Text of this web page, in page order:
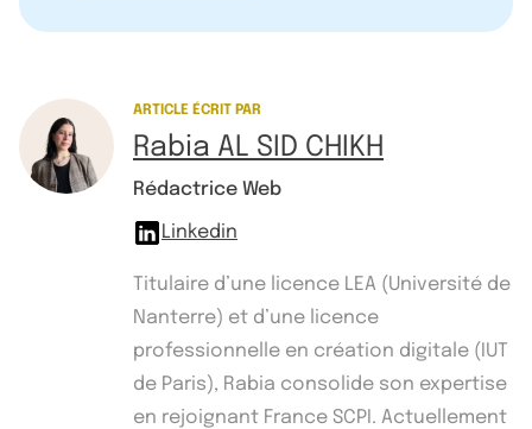
ARTICLE ÉCRIT PAR
Rabia AL SID CHIKH
Rédactrice Web
Linkedin
Titulaire d’une licence LEA (Université de
Nanterre) et d’une licence
professionnelle en création digitale (IUT
de Paris), Rabia consolide son expertise
en rejoignant France SCPI. Actuellement